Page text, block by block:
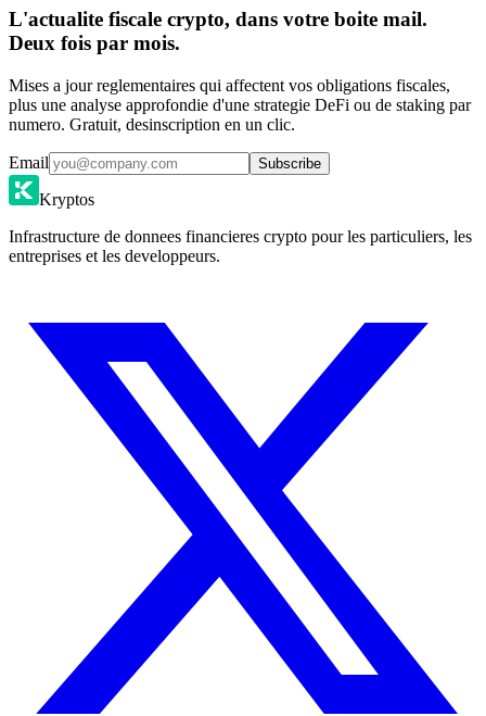
L'actualite fiscale crypto, dans votre boite mail.
Deux fois par mois.
Mises a jour reglementaires qui affectent vos obligations fiscales,
plus une analyse approfondie d'une strategie DeFi ou de staking par
numero. Gratuit, desinscription en un clic.
Email Subscribe
Kryptos
Infrastructure de donnees financieres crypto pour les particuliers, les
entreprises et les developpeurs.